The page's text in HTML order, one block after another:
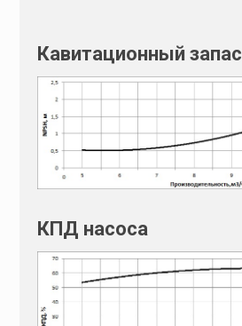
Кавитационный запас
КПД насоса